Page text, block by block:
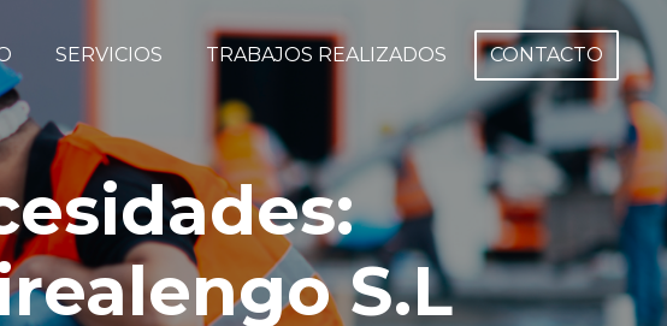
SERVICIOS TRABAJOS REALIZADOS CONTACTO
S.L